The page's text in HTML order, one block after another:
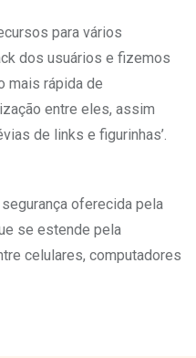
para vários
dos usuários e fizemos
mais rápida de
entre eles, assim
de links e figurinhas’.
oferecida pela
se estende pela
celulares, computadores